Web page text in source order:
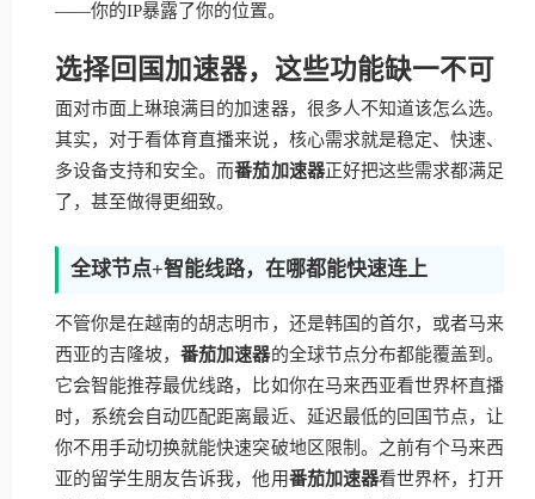
——你的IP暴露了你的位置。
选择回国加速器，这些功能缺一不可
面对市面上琳琅满目的加速器，很多人不知道该怎么选。
其实，对于看体育直播来说，核心需求就是稳定、快速、
多设备支持和安全。而番茄加速器正好把这些需求都满足
了，甚至做得更细致。
全球节点+智能线路，在哪都能快速连上
不管你是在越南的胡志明市，还是韩国的首尔，或者马来
西亚的吉隆坡，番茄加速器的全球节点分布都能覆盖到。
它会智能推荐最优线路，比如你在马来西亚看世界杯直播
时，系统会自动匹配距离最近、延迟最低的回国节点，让
你不用手动切换就能快速突破地区限制。之前有个马来西
亚的留学生朋友告诉我，他用番茄加速器看世界杯，打开